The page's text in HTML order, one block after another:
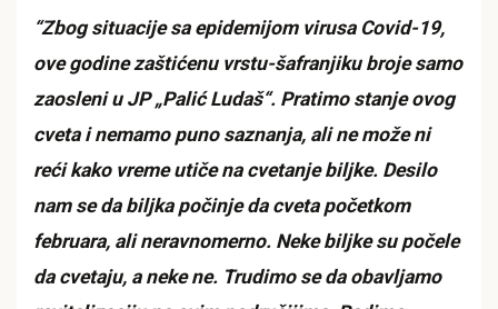
“Zbog situacije sa epidemijom virusa Covid-19,
ove godine zaštićenu vrstu-šafranjiku broje samo
zaosleni u JP „Palić Ludaš“. Pratimo stanje ovog
cveta i nemamo puno saznanja, ali ne može ni
reći kako vreme utiče na cvetanje biljke. Desilo
nam se da biljka počinje da cveta početkom
februara, ali neravnomerno. Neke biljke su počele
da cvetaju, a neke ne. Trudimo se da obavljamo